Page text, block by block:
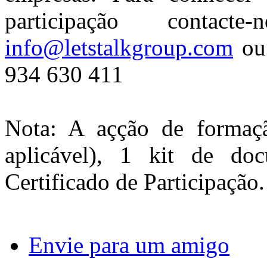
participação
info@letstalkgroup.com
934 630 411
Nota: A açção de
aplicável), 1 kit de
Certificado de Participação.
Envie para um amigo